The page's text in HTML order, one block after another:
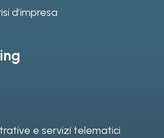
d’impresa
e servizi telematici